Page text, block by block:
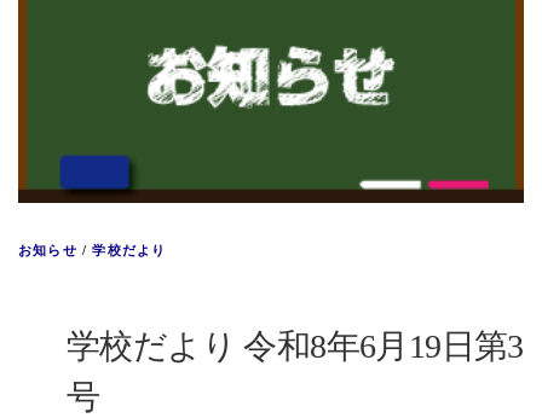
お知らせ /学校だより
学校だより 令和8年6月19日第3
号